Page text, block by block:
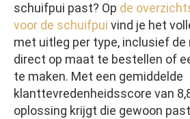
schuifpui past? Op de
voor de schuifpui vind je het
met uitleg per type, inclusief de
direct op maat te bestellen of
te maken. Met een gemiddelde
klanttevredenheidsscore van
oplossing krijgt die gewoon